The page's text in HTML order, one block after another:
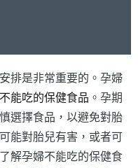
排是非常重要的。孕婦
能吃的保健食品 。孕期
選擇食品，以避免對胎
能對胎兒有害，或者可
解孕婦不能吃的保健食